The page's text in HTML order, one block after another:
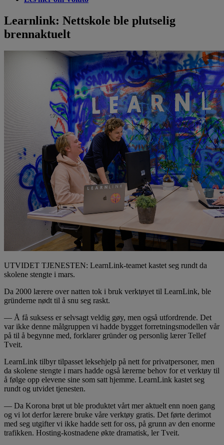
Learnlink: Nettskole ble plutselig
brennaktuelt
UTVIDET TJENESTEN: LearnLink-teamet kastet seg rundt da
skolene stengte i mars.
Da 2000 lærere over natten tok i bruk verktøyet til LearnLink, ble
gründerne nødt til å snu seg raskt.
— Å få suksess er selvsagt veldig gøy, men også utfordrende. Det
var ikke denne målgruppen vi hadde bygget forretningsmodellen vår
på til å begynne med, forklarer gründer og personlig lærer Tellef
Tveit.
LearnLink tilbyr tilpasset leksehjelp på nett for privatpersoner, men
da skolene stengte i mars hadde også lærerne behov for et verktøy til
å følge opp elevene sine som satt hjemme. LearnLink kastet seg
rundt og utvidet tjenesten.
— Da Korona brøt ut ble produktet vårt mer aktuelt enn noen gang
og vi lot derfor lærere bruke våre verktøy gratis. Det førte derimot
med seg utgifter vi ikke hadde sett for oss, på grunn av den enorme
trafikken. Hosting-kostnadene økte dramatisk, ler Tveit.